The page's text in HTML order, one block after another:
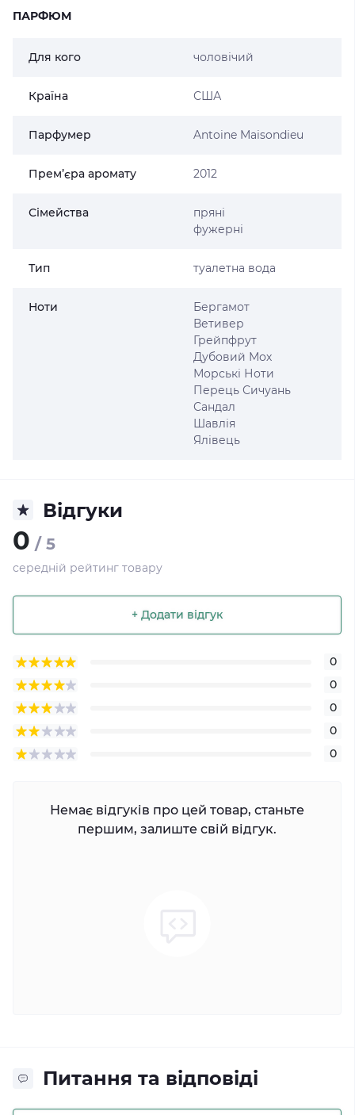
ПАРФЮМ
Для кого чоловічий
Країна США
Парфумер Antoine Maisondieu
Прем’єра аромату 2012
Сімейства
пряні
фужерні
Тип туалетна вода
Ноти
Бергамот
Ветивер
Грейпфрут
Дубовий Мох
Морські Ноти
Перець Сичуань
Сандал
Шавлія
Ялівець
Відгуки
0 / 5
середній рейтинг товару
+ Додати відгук
0
0
0
0
0
Немає відгуків про цей товар, станьте
першим, залиште свій відгук.
Питання та відповіді